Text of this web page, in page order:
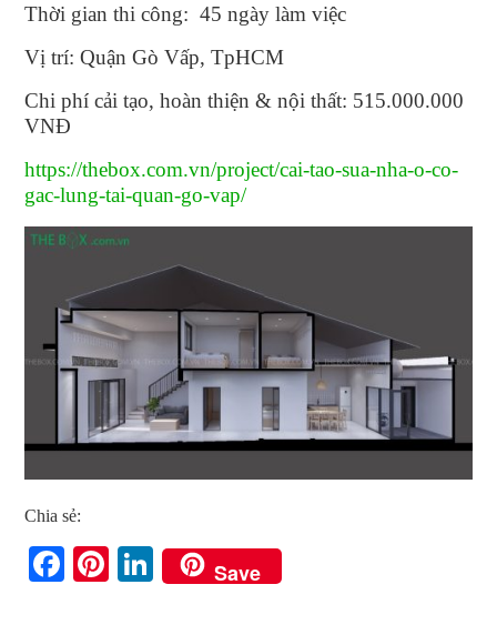
Thời gian thi công: 45 ngày làm việc
Vị trí: Quận Gò Vấp, TpHCM
Chi phí cải tạo, hoàn thiện & nội thất: 515.000.000
VNĐ
https://thebox.com.vn/project/cai-tao-sua-nha-o-co-
gac-lung-tai-quan-go-vap/
Chia sẻ:
Facebook
Pinterest
LinkedIn
Save